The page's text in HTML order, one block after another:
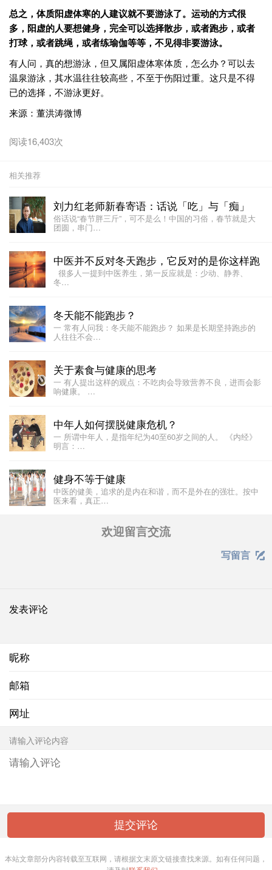
总之，体质阳虚体寒的人建议就不要游泳了。运动的方式很
多，阳虚的人要想健身，完全可以选择散步，或者跑步，或者
打球，或者跳绳，或者练瑜伽等等，不见得非要游泳。
有人问，真的想游泳，但又属阳虚体寒体质，怎么办？可以去
温泉游泳，其水温往往较高些，不至于伤阳过重。这只是不得
已的选择，不游泳更好。
来源：董洪涛微博
阅读16,403次
相关推荐
刘力红老师新春寄语：话说「吃」与「痴」
俗话说“春节胖三斤”，可不是么！中国的习俗，春节就是大
团圆，串门…
中医并不反对冬天跑步，它反对的是你这样跑
很多人一提到中医养生，第一反应就是：少动、静养、
冬…
冬天能不能跑步？
一 常有人问我：冬天能不能跑步？ 如果是长期坚持跑步的
人往往不会…
关于素食与健康的思考
一 有人提出这样的观点：不吃肉会导致营养不良，进而会影
响健康。 …
中年人如何摆脱健康危机？
一 所谓中年人，是指年纪为40至60岁之间的人。 《内经》
明言：…
健身不等于健康
中医的健美，追求的是内在和谐，而不是外在的强壮。按中
医来看，真正…
欢迎留言交流
写留言 
发表评论
昵称
邮箱
网址
请输入评论内容
本站文章部分内容转载至互联网，请根据文末原文链接查找来源。如有任何问题，